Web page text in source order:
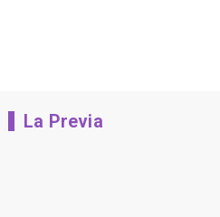
La Previa